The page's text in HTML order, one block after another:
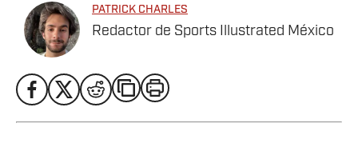
PATRICK CHARLES
Redactor de Sports Illustrated México